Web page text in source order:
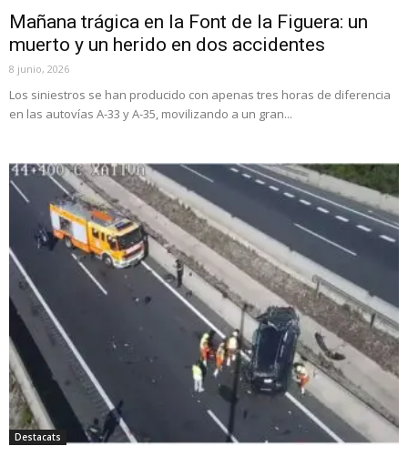
Mañana trágica en la Font de la Figuera: un
muerto y un herido en dos accidentes
8 junio, 2026
Los siniestros se han producido con apenas tres horas de diferencia
en las autovías A-33 y A-35, movilizando a un gran...
Destacats